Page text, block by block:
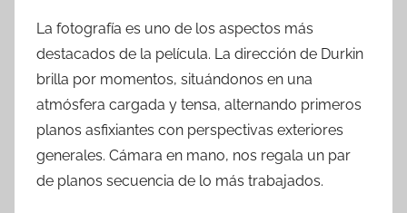
La fotografía es uno de los aspectos más
destacados de la película. La dirección de Durkin
brilla por momentos, situándonos en una
atmósfera cargada y tensa, alternando primeros
planos asfixiantes con perspectivas exteriores
generales. Cámara en mano, nos regala un par
de planos secuencia de lo más trabajados.